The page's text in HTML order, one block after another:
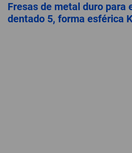
Fresas de metal duro para
dentado 5, forma esférica